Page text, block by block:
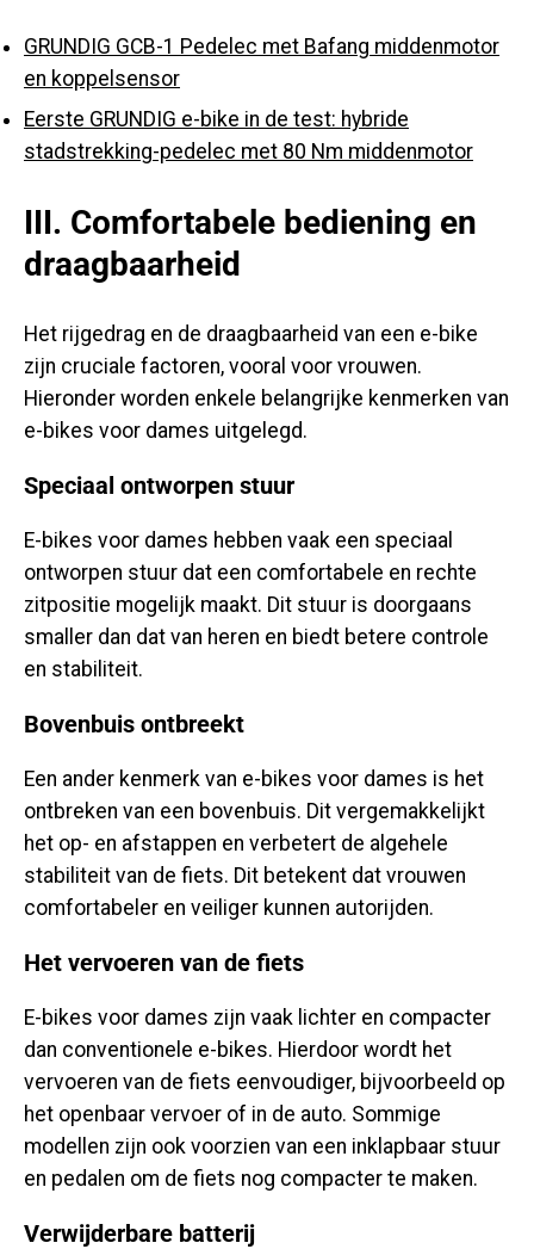
GRUNDIG GCB-1 Pedelec met Bafang middenmotor
en koppelsensor
Eerste GRUNDIG e-bike in de test: hybride
stadstrekking-pedelec met 80 Nm middenmotor
III. Comfortabele bediening en
draagbaarheid
Het rijgedrag en de draagbaarheid van een e-bike
zijn cruciale factoren, vooral voor vrouwen.
Hieronder worden enkele belangrijke kenmerken van
e-bikes voor dames uitgelegd.
Speciaal ontworpen stuur
E-bikes voor dames hebben vaak een speciaal
ontworpen stuur dat een comfortabele en rechte
zitpositie mogelijk maakt. Dit stuur is doorgaans
smaller dan dat van heren en biedt betere controle
en stabiliteit.
Bovenbuis ontbreekt
Een ander kenmerk van e-bikes voor dames is het
ontbreken van een bovenbuis. Dit vergemakkelijkt
het op- en afstappen en verbetert de algehele
stabiliteit van de fiets. Dit betekent dat vrouwen
comfortabeler en veiliger kunnen autorijden.
Het vervoeren van de fiets
E-bikes voor dames zijn vaak lichter en compacter
dan conventionele e-bikes. Hierdoor wordt het
vervoeren van de fiets eenvoudiger, bijvoorbeeld op
het openbaar vervoer of in de auto. Sommige
modellen zijn ook voorzien van een inklapbaar stuur
en pedalen om de fiets nog compacter te maken.
Verwijderbare batterij